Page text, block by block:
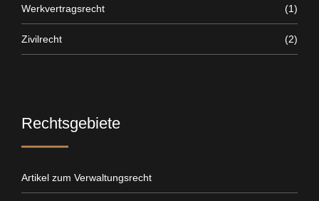
Werkvertragsrecht (1)
Zivilrecht (2)
Rechtsgebiete
Artikel zum Verwaltungsrecht